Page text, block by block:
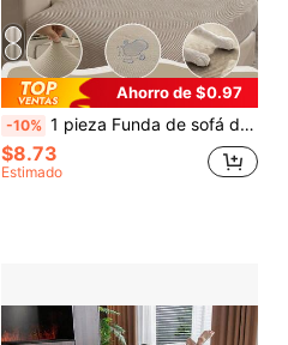
Ahorro de $0.97
-10% 1 pieza Funda de sofá de terciopelo caqui impermeable, estilo, suave antideslizante, a prueba de mascotas, adecuada para sofá individual de sala de estar, sofá doble, sofá triple, sofá seccional en forma de L, uso en todas las estaciones
$8.73
Estimado